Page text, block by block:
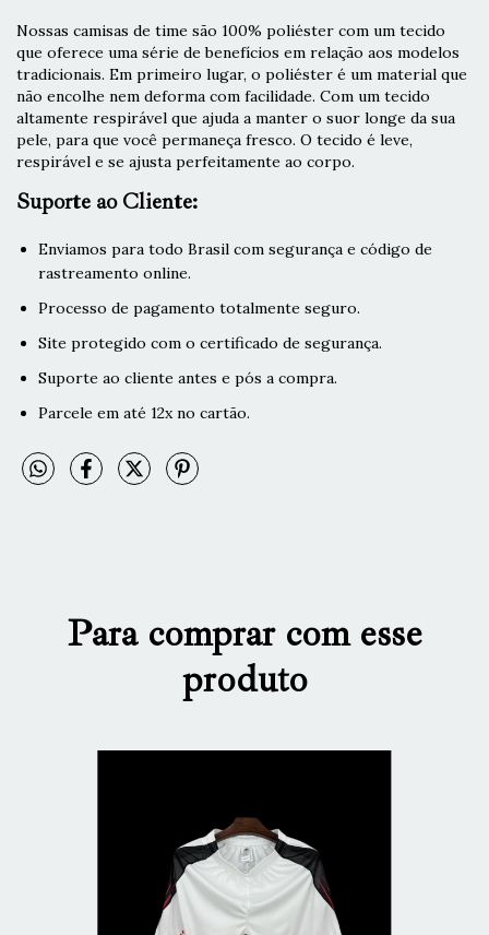
Nossas camisas de time são 100% poliéster com um tecido
que oferece uma série de benefícios em relação aos modelos
tradicionais. Em primeiro lugar, o poliéster é um material que
não encolhe nem deforma com facilidade. Com um tecido
altamente respirável que ajuda a manter o suor longe da sua
pele, para que você permaneça fresco. O tecido é leve,
respirável e se ajusta perfeitamente ao corpo.
Suporte ao Cliente:
Enviamos para todo Brasil com segurança e código de
rastreamento online.
Processo de pagamento totalmente seguro.
Site protegido com o certificado de segurança.
Suporte ao cliente antes e pós a compra.
Parcele em até 12x no cartão.
Para comprar com esse
produto